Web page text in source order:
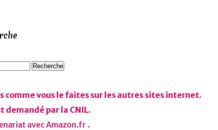
comme vous le faites sur les autres sites internet.
demandé par la CNIL.
avec Amazon.fr .